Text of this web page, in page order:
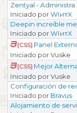
Zentyal -
Iniciado porWIитX
Deepin increíble
Iniciado porWIитX
[CSS] Panel
Iniciado por Vuske
[CSS] Mejor
Iniciado por Vuske
Configuración de
Iniciado por Bravus
Alojamiento de